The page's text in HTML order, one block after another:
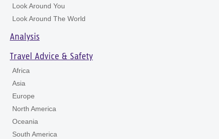
Look Around You
Look Around The World
Analysis
Travel Advice & Safety
Africa
Asia
Europe
North America
Oceania
South America